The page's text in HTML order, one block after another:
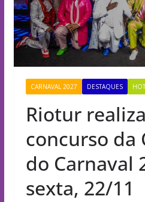
CARNAVAL 2027 DESTAQUES HOT
Riotur
concurso da
do Carnaval
sexta, 22/11